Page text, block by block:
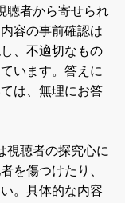
聴者から寄せられ
容の事前確認は
、不適切なもの
います。答えに
は、無理にお答
視聴者の探究心に
を傷つけたり、
。具体的な内容